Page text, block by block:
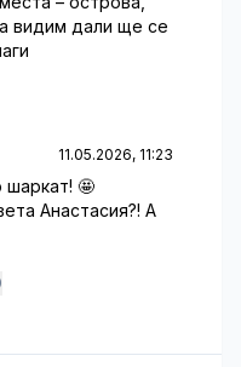
видим дали ще се
11.05.2026, 11:23
шаркат! 🤩
Анастасия?! А